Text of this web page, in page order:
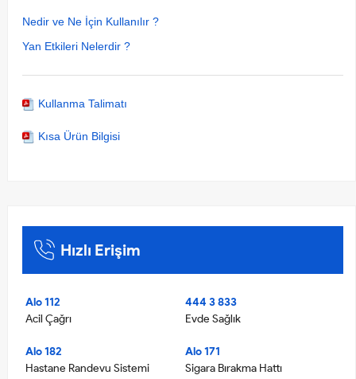
Nedir ve Ne İçin Kullanılır ?
Yan Etkileri Nelerdir ?
Kullanma Talimatı
Kısa Ürün Bilgisi
Hızlı Erişim
Alo 112
Acil Çağrı
444 3 833
Evde Sağlık
Alo 182
Hastane Randevu Sistemi
Alo 171
Sigara Bırakma Hattı